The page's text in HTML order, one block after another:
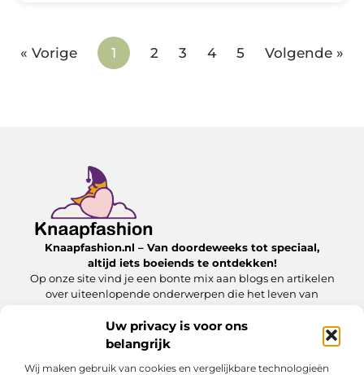
Uw privacy is voor ons
belangrijk
Wij maken gebruik van cookies en vergelijkbare technologieën
« Vorige 1 2 3 4 5 Volgende »
Knaapfashion.nl – Van doordeweeks tot speciaal,
altijd iets boeiends te ontdekken!
Op onze site vind je een bonte mix aan blogs en artikelen
over uiteenlopende onderwerpen die het leven van
Onze informatie